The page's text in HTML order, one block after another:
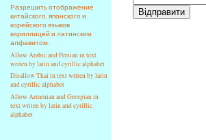
Разрешить отображение
китайского, японского и
корейского языков
кириллицей и латинским
алфавитом.
Allow Arabic and Persian in text
writen by latin and cyrillic alphabet
Disallow Thai in text writen by latin
and cyrillic alphabet
Allow Armenian and Georgian in
text writen by latin and cyrillic
alphabet